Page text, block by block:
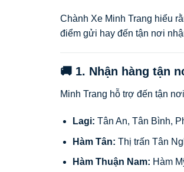
Chành Xe Minh Trang hiểu
điểm gửi hay đến tận nơi
🚚 1. Nhận hàng tận
Minh Trang hỗ trợ đến tận
Lagi: Tân An, Tân Bình,
Hàm Tân: Thị trấn Tân
Hàm Thuận Nam: Hàm